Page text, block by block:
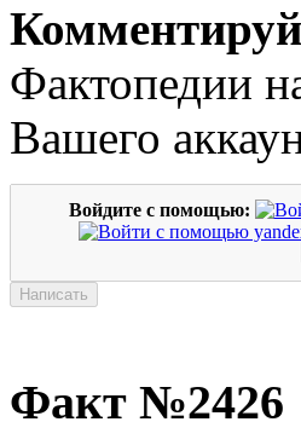
Фактопедии
Вашего
Войдите с помощью:
Факт №2426